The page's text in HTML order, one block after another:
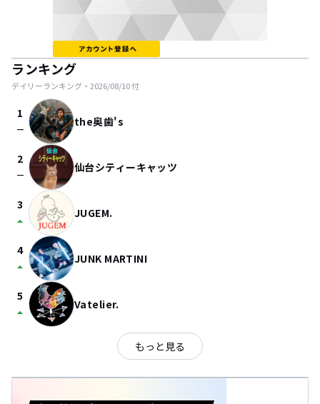
ランキング
デイリーランキング・ 2026/08/10付
1
check_indeterminate_small the奥歯's
2
check_indeterminate_small 仙台シティーキャッツ
3
arrow_drop_up JUGEM.
4
arrow_drop_up JUNK MARTINI
5
arrow_drop_up Vatelier.
もっと見る